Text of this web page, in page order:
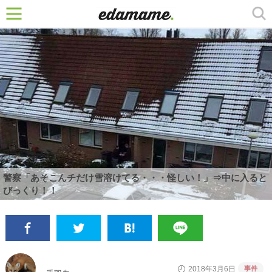
警察「あそこんチだけ雪溶けてる・・・怪しい！」⇒中に入ると
びっくり！！
2018年3月6日 事件